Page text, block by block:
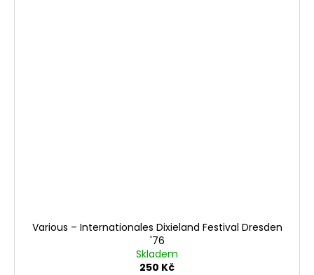
Various – Internationales Dixieland Festival Dresden
'76
Skladem
250 Kč